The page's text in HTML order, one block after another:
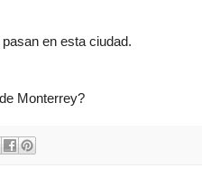
en esta ciudad.
Monterrey?